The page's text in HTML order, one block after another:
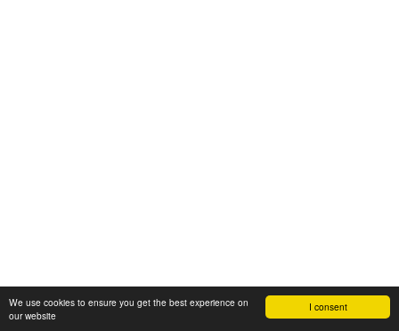
I consent
We use cookies to ensure you get the best experience on
our website